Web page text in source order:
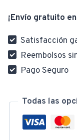
Zapatos
cantidad
¡Envío gratuito
Satisfacción
Reembolsos
Pago Seguro
Todas las